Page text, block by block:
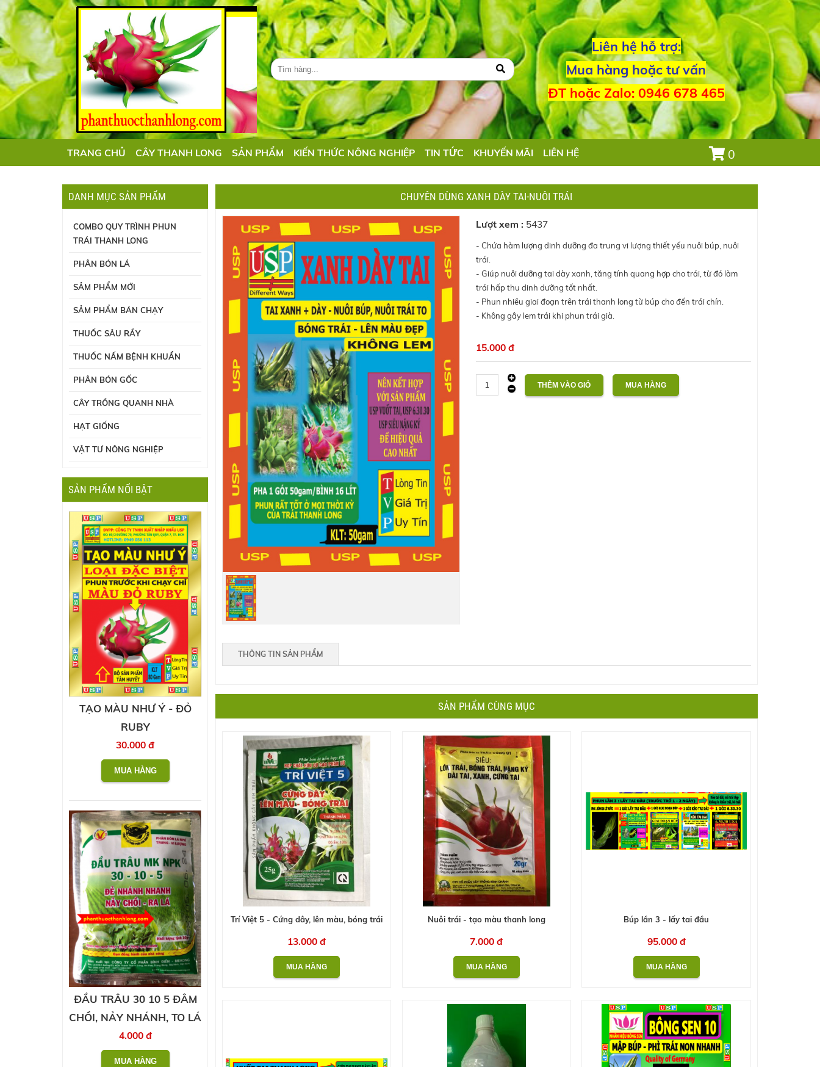
Liên hệ hỗ trợ:
Mua hàng hoặc tư vấn
ĐT hoặc Zalo: 0946 678 465
TRANG CHỦ CÂY THANH LONG SẢN PHẨM KIẾN THỨC NÔNG NGHIỆP TIN TỨC KHUYẾN MÃI LIÊN HỆ 0
CHUYÊN DÙNG XANH DÀY TAI-NUÔI TRÁI
Lượt xem : 5437
- Chứa hàm lượng dinh dưỡng đa trung vi lượng thiết yếu nuôi búp, nuôi
trái.
- Giúp nuôi dưỡng tai dày xanh, tăng tính quang hợp cho trái, từ đó làm
trái hấp thu dinh dưỡng tốt nhất.
- Phun nhiều giai đoạn trên trái thanh long từ búp cho đến trái chín.
- Không gây lem trái khi phun trái già.
15.000 đ
THÔNG TIN SẢN PHẨM
SẢN PHẨM CÙNG MỤC
Trí Việt 5 - Cứng dây, lên màu, bóng trái
13.000 đ
Nuôi trái - tạo màu thanh long
7.000 đ
Búp lần 3 - lấy tai đầu
95.000 đ
DANH MỤC SẢN PHẨM
COMBO QUY TRÌNH PHUN
TRÁI THANH LONG
PHÂN BÓN LÁ
SẢM PHẨM MỚI
SẢM PHẨM BÁN CHẠY
THUỐC SÂU RẦY
THUỐC NẤM BỆNH KHUẨN
PHÂN BÓN GỐC
CÂY TRỒNG QUANH NHÀ
HẠT GIỐNG
VẬT TƯ NÔNG NGHIỆP
SẢN PHẨM NỔI BẬT
TẠO MÀU NHƯ Ý - ĐỎ
RUBY
30.000 đ
ĐẦU TRÂU 30 10 5 ĐÂM
CHỒI, NẢY NHÁNH, TO LÁ
4.000 đ